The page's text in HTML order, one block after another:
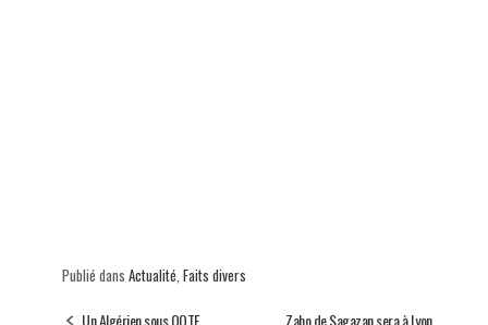
Publié dans Actualité, Faits divers
Un Algérien sous OQTF
Zaho de Sagazan sera à Lyon